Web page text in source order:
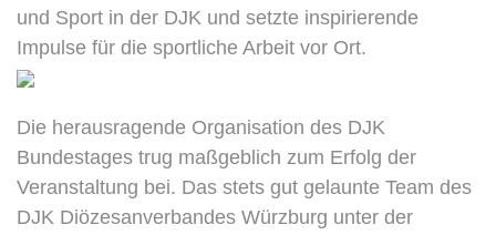
und Sport in der DJK und setzte inspirierende
Impulse für die sportliche Arbeit vor Ort.
Die herausragende Organisation des DJK
Bundestages trug maßgeblich zum Erfolg der
Veranstaltung bei. Das stets gut gelaunte Team des
DJK Diözesanverbandes Würzburg unter der